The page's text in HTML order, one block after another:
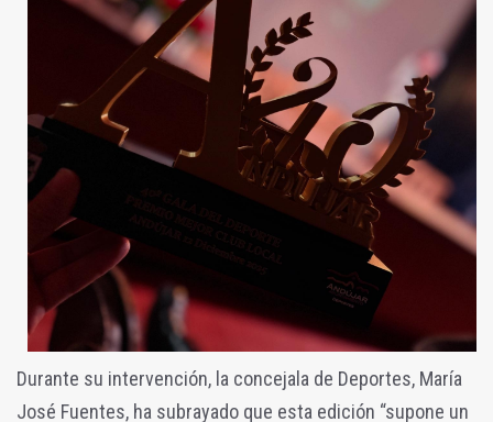
Durante su intervención, la concejala de Deportes, María
José Fuentes, ha subrayado que esta edición “supone un